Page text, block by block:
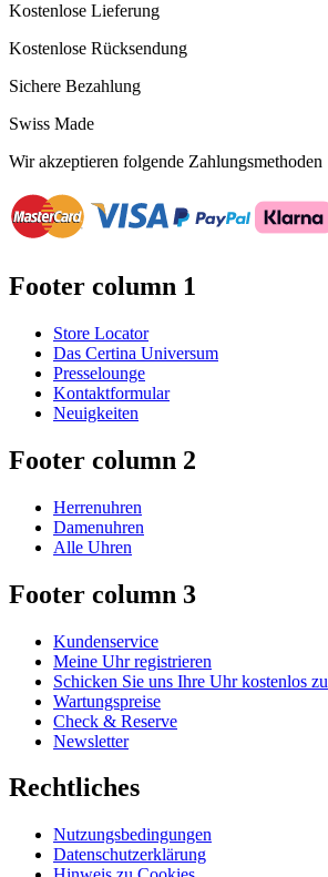
Kostenlose Lieferung
Kostenlose Rücksendung
Sichere Bezahlung
Swiss Made
Wir akzeptieren folgende Zahlungsmethoden
Footer column 1
Store Locator
Das Certina Universum
Presselounge
Kontaktformular
Neuigkeiten
Footer column 2
Herrenuhren
Damenuhren
Alle Uhren
Footer column 3
Kundenservice
Meine Uhr registrieren
Schicken Sie uns Ihre Uhr kostenlos zu
Wartungspreise
Check & Reserve
Newsletter
Rechtliches
Nutzungsbedingungen
Datenschutzerklärung